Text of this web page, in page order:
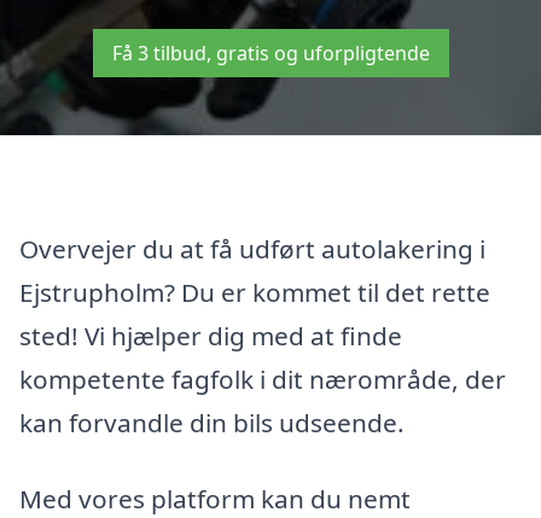
Få 3 tilbud, gratis og uforpligtende
Overvejer du at få udført autolakering i
Ejstrupholm? Du er kommet til det rette
sted! Vi hjælper dig med at finde
kompetente fagfolk i dit nærområde, der
kan forvandle din bils udseende.
Med vores platform kan du nemt